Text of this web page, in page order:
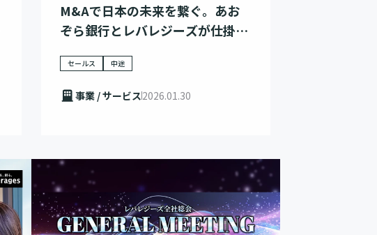
M&Aで日本の未来を繋ぐ。あお
ぞら銀行とレバレジーズが仕掛け
セールス 中途
事業 / サービス2026.01.30